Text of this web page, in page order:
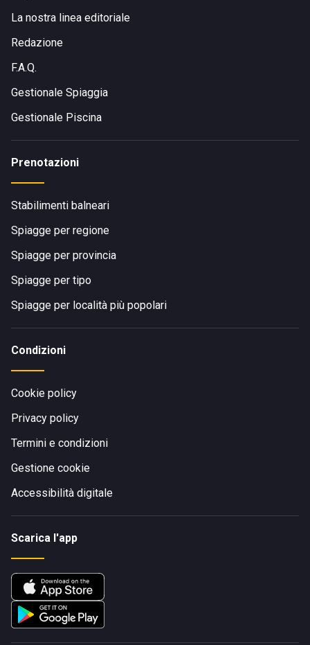
La nostra linea editoriale
Redazione
F.A.Q.
Gestionale Spiaggia
Gestionale Piscina
Prenotazioni
Stabilimenti balneari
Spiagge per regione
Spiagge per provincia
Spiagge per tipo
Spiagge per località più popolari
Condizioni
Cookie policy
Privacy policy
Termini e condizioni
Gestione cookie
Accessibilità digitale
Scarica l'app